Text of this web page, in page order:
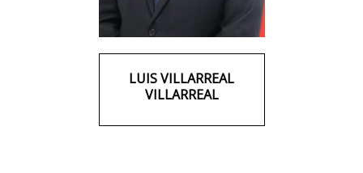
LUIS VILLARREAL
VILLARREAL